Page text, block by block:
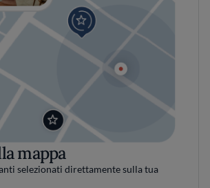
mappa
selezionati direttamente sulla tua